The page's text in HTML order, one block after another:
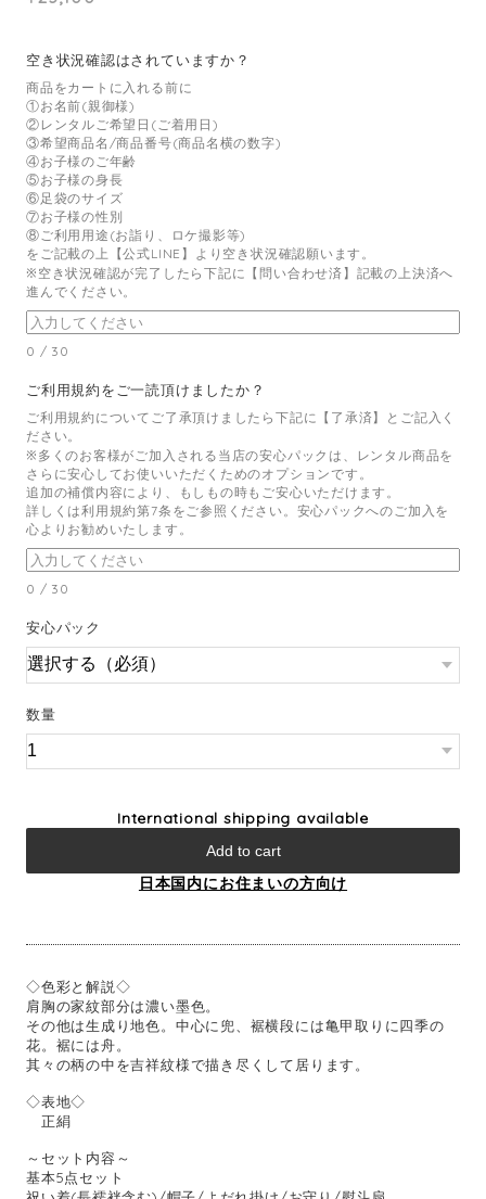
空き状況確認はされていますか？
商品をカートに入れる前に
①お名前(親御様)
②レンタルご希望日(ご着用日)
③希望商品名/商品番号(商品名横の数字)
④お子様のご年齢
⑤お子様の身長
⑥足袋のサイズ
⑦お子様の性別
⑧ご利用用途(お詣り、ロケ撮影等)
をご記載の上【公式LINE】より空き状況確認願います。
※空き状況確認が完了したら下記に【問い合わせ済】記載の上決済へ
進んでください。
0 / 30
ご利用規約をご一読頂けましたか？
ご利用規約についてご了承頂けましたら下記に【了承済】とご記入く
ださい。
※多くのお客様がご加入される当店の安心パックは、レンタル商品を
さらに安心してお使いいただくためのオプションです。
追加の補償内容により、もしもの時もご安心いただけます。
詳しくは利用規約第7条をご参照ください。安心パックへのご加入を
心よりお勧めいたします。
0 / 30
安心パック
数量
International shipping available
Add to cart
日本国内にお住まいの方向け
◇色彩と解説◇
肩胸の家紋部分は濃い墨色。
その他は生成り地色。中心に兜、裾横段には亀甲取りに四季の
花。裾には舟。
其々の柄の中を吉祥紋様で描き尽くして居ります。
◇表地◇
正絹
～セット内容～
基本5点セット